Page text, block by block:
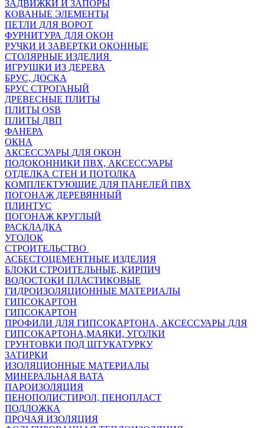
ЗАДВИЖКИ И ЗАПОРЫ
КОВАНЫЕ ЭЛЕМЕНТЫ
ПЕТЛИ ДЛЯ ВОРОТ
ФУРНИТУРА ДЛЯ ОКОН
РУЧКИ И ЗАВЕРТКИ ОКОННЫЕ
СТОЛЯРНЫЕ ИЗДЕЛИЯ
ИГРУШКИ ИЗ ДЕРЕВА
БРУС, ДОСКА
БРУС СТРОГАНЫЙ
ДРЕВЕСНЫЕ ПЛИТЫ
ПЛИТЫ OSB
ПЛИТЫ ДВП
ФАНЕРА
ОКНА
АКСЕССУАРЫ ДЛЯ ОКОН
ПОДОКОННИКИ ПВХ, АКСЕССУАРЫ
ОТДЕЛКА СТЕН И ПОТОЛКА
КОМПЛЕКТУЮЩИЕ ДЛЯ ПАНЕЛЕЙ ПВХ
ПОГОНАЖ ДЕРЕВЯННЫЙ
ПЛИНТУС
ПОГОНАЖ КРУГЛЫЙ
РАСКЛАДКА
УГОЛОК
СТРОИТЕЛЬСТВО
АСБЕСТОЦЕМЕНТНЫЕ ИЗДЕЛИЯ
БЛОКИ СТРОИТЕЛЬНЫЕ, КИРПИЧ
ВОДОСТОКИ ПЛАСТИКОВЫЕ
ГИДРОИЗОЛЯЦИОННЫЕ МАТЕРИАЛЫ
ГИПСОКАРТОН
ГИПСОКАРТОН
ПРОФИЛИ ДЛЯ ГИПСОКАРТОНА, АКСЕССУАРЫ ДЛЯ
ГИПСОКАРТОНА,МАЯКИ, УГОЛКИ
ГРУНТОВКИ ПОД ШТУКАТУРКУ
ЗАТИРКИ
ИЗОЛЯЦИОННЫЕ МАТЕРИАЛЫ
МИНЕРАЛЬНАЯ ВАТА
ПАРОИЗОЛЯЦИЯ
ПЕНОПОЛИСТИРОЛ, ПЕНОПЛАСТ
ПОДЛОЖКА
ПРОЧАЯ ИЗОЛЯЦИЯ